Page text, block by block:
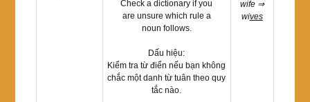
Check a dictionary if you
are unsure which rule a
noun follows.
Dấu hiệu:
Kiểm tra từ điển nếu bạn không
chắc một danh từ tuân theo quy
tắc nào.
wife ⇒
wives